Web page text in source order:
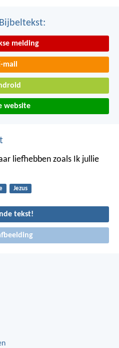
melding
mail
website
liefhebben zoals Ik jullie
Jezus
tekst!